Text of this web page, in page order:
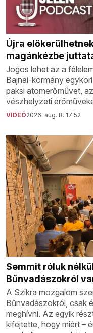
Újra
magánkézbe
Jogos lehet az a
Bajnai-kormány
paksi atomerőművet,
vészhelyzeti
VIDEÓ2026. aug. 8. 17:52
Semmit róluk
Bűnvadászokról
A Szikra mozgalom
Bűnvadászokról, csak
meghívni. Az egyik
kifejtette, hogy miért –